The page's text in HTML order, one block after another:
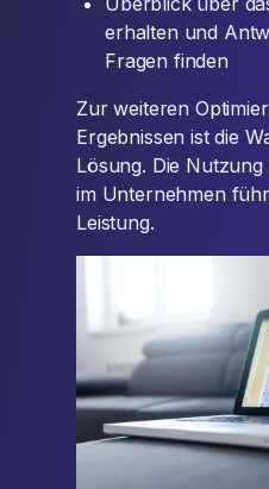
erhalten und
Fragen finden
Zur weiteren
Ergebnissen ist die
Lösung. Die
im Unternehmen
Leistung.